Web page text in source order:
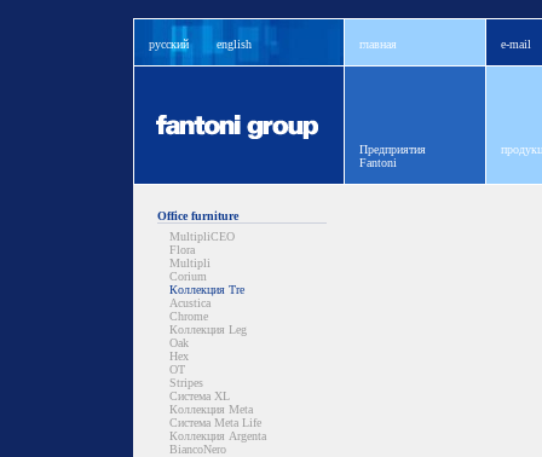
русский english главная e-mail
Предприятия
Fantoni
Office furniture
MultipliCEO
Flora
Multipli
Corium
Коллекция Tre
Acustica
Chrome
Коллекция Leg
Oak
Hex
OT
Stripes
Система XL
Коллекция Meta
Система Meta Life
Коллекция Argenta
BiancoNero